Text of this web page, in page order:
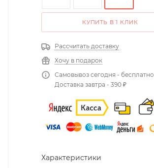
КУПИТЬ В 1 КЛИК
Рассчитать доставку
Хочу в подарок
Самовывоз сегодня - бесплатно
Доставка завтра - 390 ₽
Характеристики